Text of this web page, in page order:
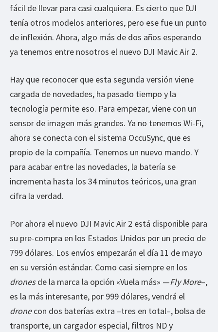
fácil de llevar para casi cualquiera. Es cierto que DJI
tenía otros modelos anteriores, pero ese fue un punto
de inflexión. Ahora, algo más de dos años esperando
ya tenemos entre nosotros el nuevo DJI Mavic Air 2.
Hay que reconocer que esta segunda versión viene
cargada de novedades, ha pasado tiempo y la
tecnología permite eso. Para empezar, viene con un
sensor de imagen más grandes. Ya no tenemos Wi-Fi,
ahora se conecta con el sistema OccuSync, que es
propio de la compañía. Tenemos un nuevo mando. Y
para acabar entre las novedades, la batería se
incrementa hasta los 34 minutos teóricos, una gran
cifra la verdad.
Por ahora el nuevo DJI Mavic Air 2 está disponible para
su pre-compra en los Estados Unidos por un precio de
799 dólares. Los envíos empezarán el día 11 de mayo
en su versión estándar. Como casi siempre en los
dronesde la marca la opción «Vuela más» —Fly More–,
es la más interesante, por 999 dólares, vendrá el
dronecon dos baterías extra –tres en total–, bolsa de
transporte, un cargador especial, filtros ND y